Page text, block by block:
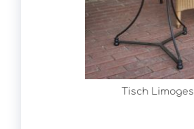
Tisch Limoges